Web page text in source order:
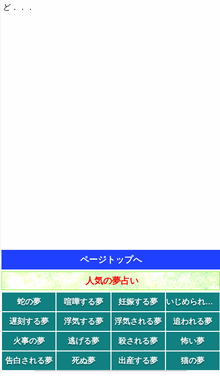
ど．．．
ページトップへ
人気の夢占い
蛇の夢 喧嘩する夢 妊娠する夢 いじめられる夢
遅刻する夢 浮気する夢 浮気される夢 追われる夢
火事の夢 逃げる夢 殺される夢 怖い夢
告白される夢 死ぬ夢 出産する夢 猫の夢